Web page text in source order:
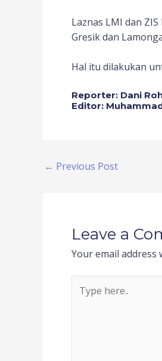
Laznas LMI dan
Gresik dan
Hal itu dilakukan
Reporter: Dani
Editor:
← Previous Post
Leave a
Your email address
here..